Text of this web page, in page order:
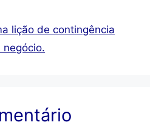
lição de contingência